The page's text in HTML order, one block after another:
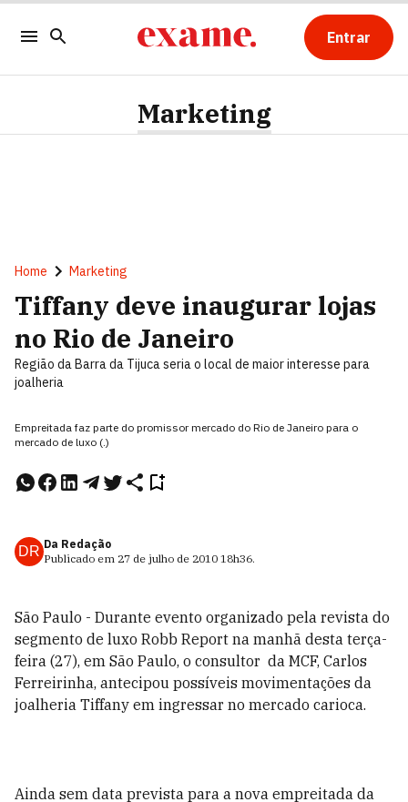
Entrar
Marketing
Home Marketing
Tiffany deve inaugurar lojas
no Rio de Janeiro
Região da Barra da Tijuca seria o local de maior interesse para
joalheria
Empreitada faz parte do promissor mercado do Rio de Janeiro para o
mercado de luxo (.)
DR Da Redação
Publicado em 27 de julho de 2010 18h36.
São Paulo - Durante evento organizado pela revista do
segmento de luxo Robb Report na manhã desta terça-
feira (27), em São Paulo, o consultor da MCF, Carlos
Ferreirinha, antecipou possíveis movimentações da
joalheria Tiffany em ingressar no mercado carioca.
Ainda sem data prevista para a nova empreitada da